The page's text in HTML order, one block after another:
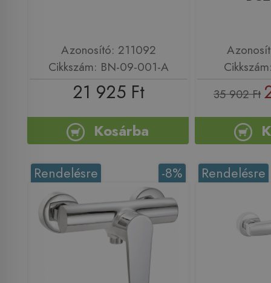
Azonosító: 211092
Cikkszám: BN-09-001-A
21 925 Ft
Kosárba
35 902 Ft
-8%
Rendelésre Rendelésre